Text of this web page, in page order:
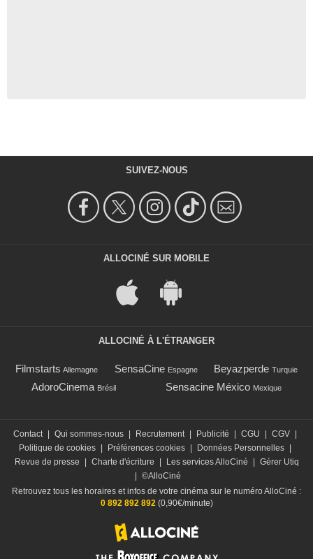
SUIVEZ-NOUS
ALLOCINÉ SUR MOBILE
ALLOCINÉ À L'ÉTRANGER
Filmstarts Allemagne SensaCine Espagne Beyazperde Turquie
AdoroCinema Brésil Sensacine México Mexique
Contact Qui sommes-nous Recrutement Publicité CGU CGV
Politique de cookies
Préférences cookies Données Personnelles
Revue de presse
Charte d'écriture Les services AlloCiné
Gérer Utiq
©AlloCiné
Retrouvez tous les horaires et infos de votre cinéma sur le numéro AlloCiné :
0 892 892 892(0,90€/minute)